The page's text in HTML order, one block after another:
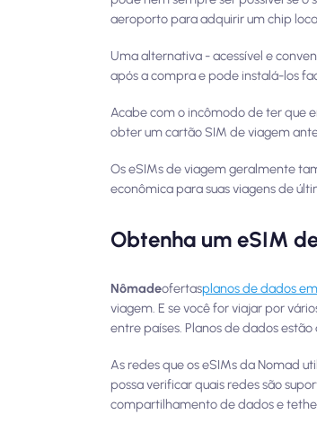
aeroporto para adquirir um chip
Uma alternativa - acessível e
após a compra e pode instalá-los
Acabe com o incômodo de ter que
obter um cartão SIM de viagem
Os eSIMs de viagem geralmente
econômica para suas viagens de
Obtenha um eSIM
Nômadeofertasplanos de dados
viagem. E se você for viajar por
entre países. Planos de dados estão
As redes que os eSIMs da Nomad
possa verificar quais redes são
compartilhamento de dados e